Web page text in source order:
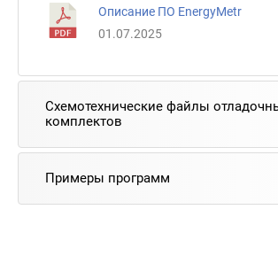
Описание ПО EnergyMetr
01.07.2025
Схемотехнические файлы
комплектов
Примеры программ